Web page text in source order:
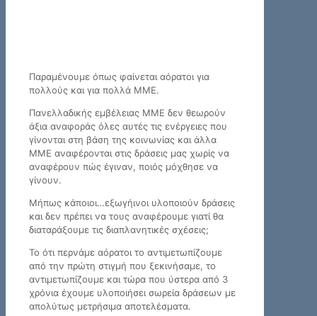
Παραμένουμε όπως φαίνεται αόρατοι για
πολλούς και για πολλά ΜΜΕ.
Πανελλαδικής εμβέλειας ΜΜΕ δεν θεωρούν
άξια αναφοράς όλες αυτές τις ενέργειες που
γίνονται στη βάση της κοινωνίας και άλλα
ΜΜΕ αναφέρονται στις δράσεις μας χωρίς να
αναφέρουν πώς έγιναν, ποιός μόχθησε να
γίνουν.
Μήπως κάποιοι…εξωγήινοι υλοποιούν δράσεις
και δεν πρέπει να τους αναφέρουμε γιατί θα
διαταράξουμε τις διαπλανητικές σχέσεις;
Το ότι περνάμε αόρατοι το αντιμετωπίζουμε
από την πρώτη στιγμή που ξεκινήσαμε, το
αντιμετωπίζουμε και τώρα που ύστερα από 3
χρόνια έχουμε υλοποιήσει σωρεία δράσεων με
απολύτως μετρήσιμα αποτελέσματα.